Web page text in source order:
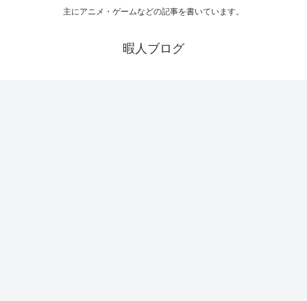
主にアニメ・ゲームなどの記事を書いています。
暇人ブログ